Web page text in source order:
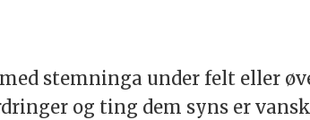
stemninga under felt eller
og ting dem syns er